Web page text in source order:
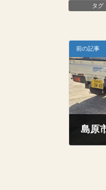
タグ
前の記事
島原